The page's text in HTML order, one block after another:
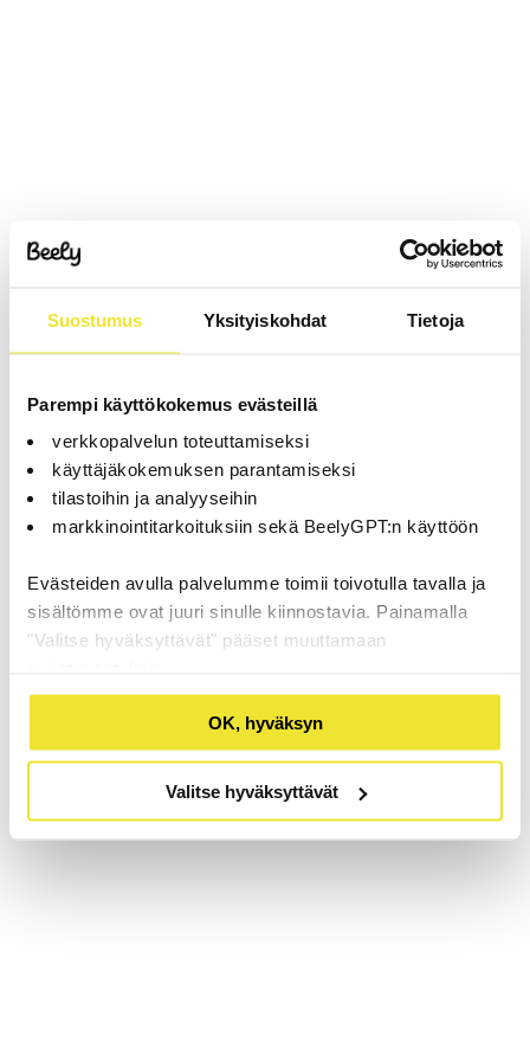
Suostumus Yksityiskohdat Tietoja
Parempi käyttökokemus evästeillä
verkkopalvelun toteuttamiseksi
käyttäjäkokemuksen parantamiseksi
tilastoihin ja analyyseihin
markkinointitarkoituksiin sekä BeelyGPT:n käyttöön
Evästeiden avulla palvelumme toimii toivotulla tavalla ja
sisältömme ovat juuri sinulle kiinnostavia. Painamalla
"Valitse hyväksyttävät" pääset muuttamaan
OK, hyväksyn
Valitse hyväksyttävät